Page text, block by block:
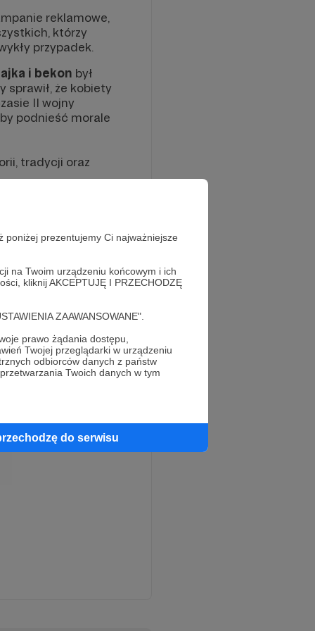
poniżej prezentujemy Ci najważniejsze
na Twoim urządzeniu końcowym i ich
kliknij AKCEPTUJĘ I PRZECHODZĘ
ZAAWANSOWANE".
prawo żądania dostępu,
Twojej przeglądarki w urządzeniu
odbiorców danych z państw
Twoich danych w tym
do serwisu
reklamowe,
którzy
przypadek.
i bekon był
sprawił, że kobiety
II wojny
podnieść morale
tradycji oraz